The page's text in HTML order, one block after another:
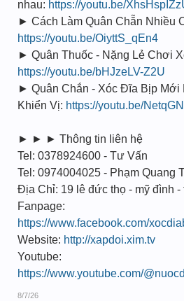
nhau: https://youtu.be/
► Cách Làm Quân Chẵn Nhiều
https://youtu.be/OiyttS_qEn4
► Quân Thuốc - Nặng Lẻ Chơi
https://youtu.be/bHJzeLV-Z2U
► Quân Chắn - Xóc Đĩa Bịp Mới
Khiển Vị: https://youtu.be/
► ► ► Thông tin liên hệ
Tel: 0378924600 - Tư Vấn
Tel: 0974004025 - Phạm Quang
Địa Chỉ: 19 lê đức thọ - mỹ đình -
Fanpage:
https://www.facebook.com/
Website: http://xapdoi.xim.tv
Youtube:
https://www.youtube.com/
8/7/26